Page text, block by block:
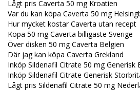
Lågt pris Caverta 50 mg Kroatien
Var du kan köpa Caverta 50 mg
Hur mycket kostar Caverta utan recept
Köpa 50 mg Caverta billigaste Sverige
Över disken 50 mg Caverta Belgien
Där jag kan köpa Caverta Grekland
Inköp Sildenafil Citrate 50 mg Generisk
Inköp Sildenafil Citrate Generisk
Lågt pris Sildenafil Citrate 50 mg